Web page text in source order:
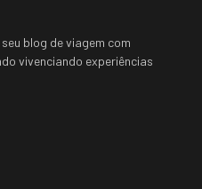
seu blog de viagem com
vivenciando experiências